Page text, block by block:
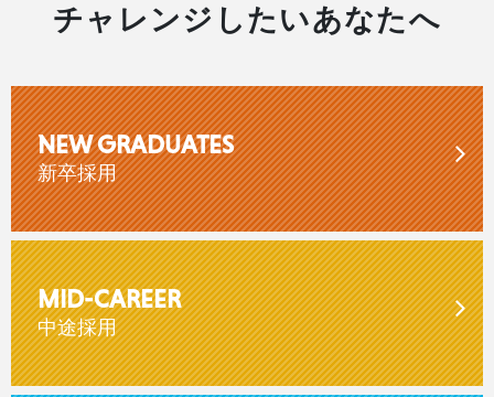
チャレンジしたいあなたへ
NEW GRADUATES
新卒採用
MID-CAREER
中途採用